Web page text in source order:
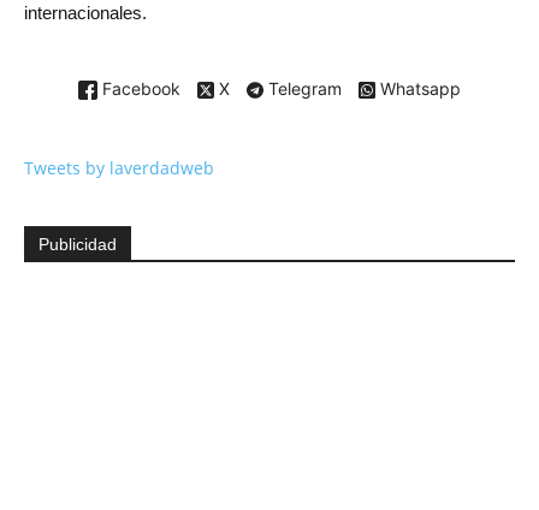
internacionales.
Facebook X Telegram Whatsapp
Tweets by laverdadweb
Publicidad